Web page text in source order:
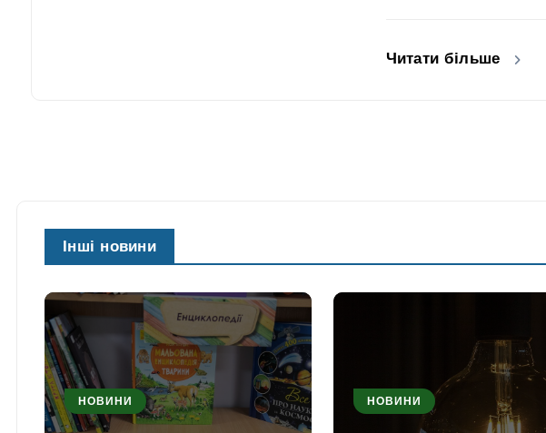
Читати більше
Інші новини
НОВИНИ НОВИНИ